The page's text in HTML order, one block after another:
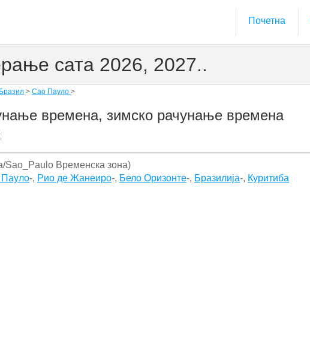
Почетна
сата 2026, 2027..
Бразил > Сао Пауло >
времена, зимско рачунање времена
Sao_Paulo Временска зона)
-, Рио де Жанеиро-, Бело Оризонте-, Бразилија-, Куритиба